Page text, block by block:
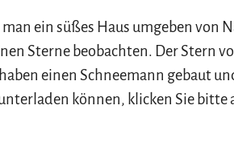
ein süßes Haus umgeben von
Sterne beobachten. Der Stern
einen Schneemann gebaut
können, klicken Sie bitte